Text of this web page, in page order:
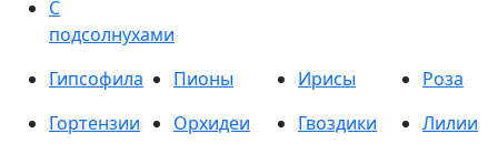
С
подсолнухами
Гипсофила
Пионы Ирисы
Роза
Гортензии
Орхидеи Гвоздики
Лилии